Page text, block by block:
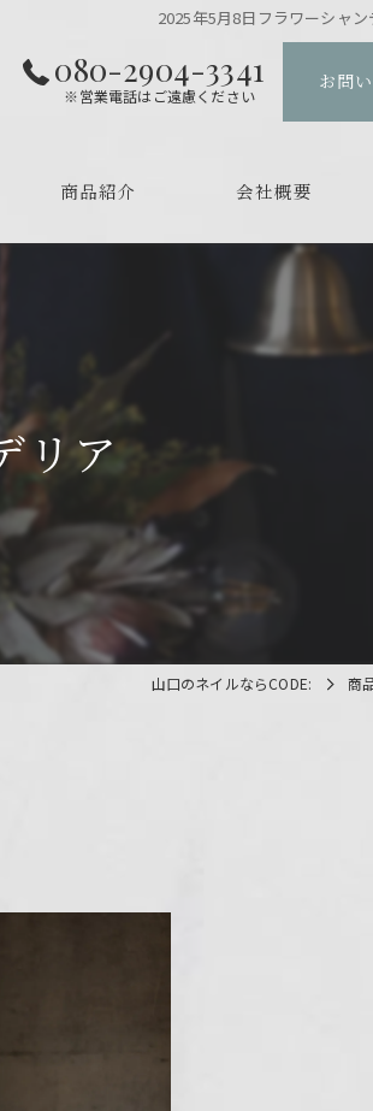
2025年5月8日フラワーシャン
080-2904-3341
※営業電話はご遠慮ください
お問
商品紹介 会社概要
リア
山口のネイルならCODE: 商